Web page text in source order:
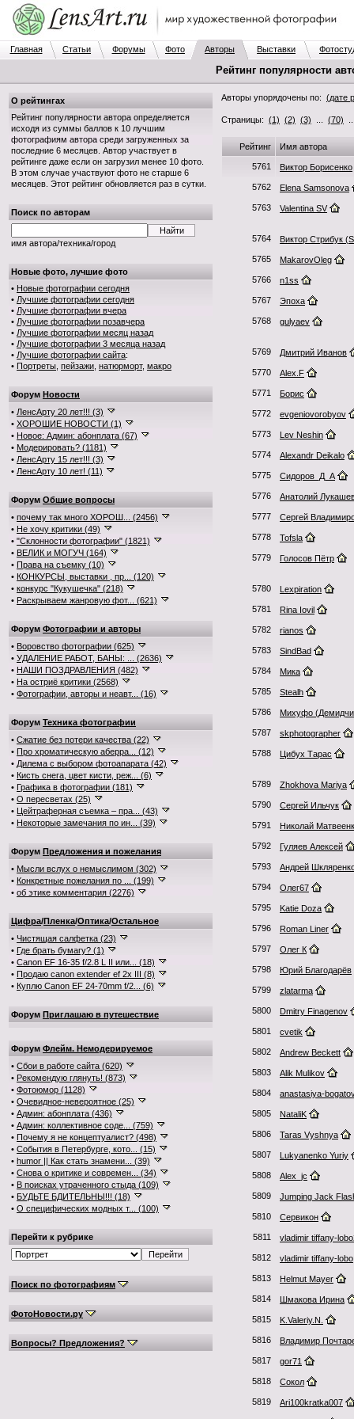
Главная Статьи Форумы Фото Авторы Выставки
Рейтинг популярности
О рейтингах
Рейтинг популярности автора определяется
исходя из суммы баллов к 10 лучшим
фотографиям автора среди загруженных за
последние 6 месяцев. Автор участвует в
рейтинге даже если он загрузил менее 10 фото.
В этом случае участвуют фото не старше 6
месяцев. Этот рейтинг обновляется раз в сутки.
Поиск по авторам
имя автора/техника/город
Новые фото, лучшие фото
• Новые фотографии сегодня
• Лучшие фотографии сегодня
• Лучшие фотографии вчера
• Лучшие фотографии позавчера
• Лучшие фотографии месяц назад
• Лучшие фотографии 3 месяца назад
• Лучшие фотографии сайта:
• Портреты пейзажи натюрморт, макро
Форум Новости
• ЛенсАрту 20 лет!!! (3)
• ХОРОШИЕ НОВОСТИ (1)
• Новое: Админ: абонплата (67)
• Модерировать? (1181)
• ЛенсАрту 15 лет!!! (3)
• ЛенсАрту 10 лет! (11)
Форум Общие вопросы
• почему так много ХОРОШ... (2456)
• Не хочу критики (49)
• "Склонности фотографии" (1821)
• ВЕЛИК и МОГУЧ (164)
• Права на съемку (10)
• КОНКУРСЫ, выставки , пр... (120)
• конкурс "Кукушечка" (218)
• Раскрываем жанровую фот... (621)
Форум Фотографии и авторы
• Воровство фотографии (625)
• УДАЛЕНИЕ РАБОТ, БАНЫ: ... (2636)
• НАШИ ПОЗДРАВЛЕНИЯ (482)
• На остриё критики (2568)
• Фотографии, авторы и неавт... (16)
Форум Техника фотографии
• Сжатие без потери качества (22)
• Про хроматическую аберра... (12)
• Дилема с выбором фотоапарата (42)
• Кисть снега, цвет кисти, реж... (6)
• Графика в фотографии (181)
• О пересветах (25)
• Цейтраферная съемка – пра... (43)
• Некоторые замечания по ин... (39)
Форум Предложения и пожелания
• Мысли вслух о немыслимом (302)
• Конкретные пожелания по ... (199)
• об этике комментария (2276)
Цифра/Пленка/Оптика/Остальное
• Чистящая салфетка (23)
• Где брать бумагу? (1)
• Canon EF 16-35 f/2.8 L II или... (18)
• Продаю canon extender ef 2x III (8)
• Куплю Canon EF 24-70mm f/2... (6)
Форум Приглашаю в путешествие
Форум Флейм. Немодерируемое
• Сбои в работе сайта (620)
• Рекомендую глянуть! (873)
• Фотоюмор (1128)
• Очевидное-невероятное (25)
• Админ: абонплата (436)
• Админ: коллективное соде... (759)
• Почему я не концептуалист? (498)
• События в Петербурге, кото... (15)
• humor || Как стать знамени... (39)
• Снова о критике и современ... (34)
• В поисках утраченного стыда (109)
• БУДЬТЕ БДИТЕЛЬНЫ!!! (18)
• О специфических модных т... (100)
Перейти к рубрике
Поиск по фотографиям
ФотоНовости.ру
Вопросы? Предложения?
Авторы упорядочены по: (дате
Страницы: (1) (2) (3) (70)
Рейтинг Имя автора
5761 Виктор Борисенко
5762 Elena Samsonova
5763 Valentina SV
5764 Виктор Стрибук
5765 MakarovOleg
5766 n1ss
5767 Эпоха
5768 gulyaev
5769 Дмитрий Иванов
5770 Alex.F
5771 Борис
5772 evgeniovorobyov
5773 Lev Neshin
5774 Alexandr Deikalo
5775 Сидоров_Д_А
5776 Анатолий
5777 Сергей
5778 Tofsla
5779 Голосов Пётр
5780 Lexpiration
5781 Rina Iovil
5782 rianos
5783 SindBad
5784 Мика
5785 Stealh
5786 Михуфо
5787 skphotographer
5788 Цибух Тарас
5789 Zhokhova Mariya
5790 Сергей Ильчук
5791 Николай
5792 Гуляев Алексей
5793 Андрей
5794 Олег67
5795 Katie Doza
5796 Roman Liner
5797 Олег К
5798 Юрий Благодарёв
5799 zlatarma
5800 Dmitry Finagenov
5801 cvetik
5802 Andrew Beckett
5803 Alik Mulikov
5804 anastasiya-
5805 NataliK
5806 Taras Vyshnya
5807 Lukyanenko Yuriy
5808 Alex_jc
5809 Jumping Jack
5810 Сервикон
5811 vladimir tiffany-
5812 vladimir tiffany-lobo
5813 Helmut Mayer
5814 Шмакова Ирина
5815 K.Valeriy.N.
5816 Владимир
5817 gor71
5818 Сокол
5819 Ari100kratka007